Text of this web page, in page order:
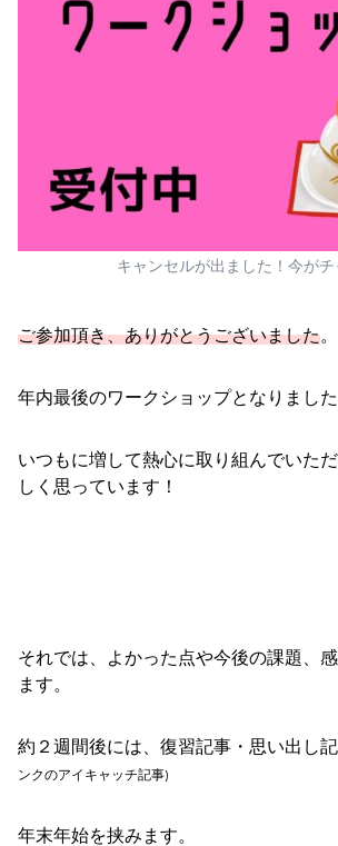
キャンセルが出ました！今がチ
ご参加頂き、ありがとうございました
年内最後のワークショップとなりました
いつもに増して熱心に取り組んでいた
しく思っています！
それでは、よかった点や今後の課題、
ます。
約２週間後には、復習記事・思い出し記
ンクのアイキャッチ記事)
年末年始を挟みます。